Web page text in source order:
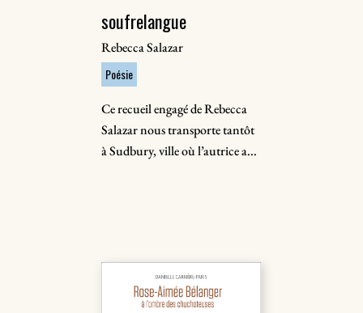
soufrelangue
Rebecca Salazar
Poésie
Ce recueil engagé de Rebecca
Salazar nous transporte tantôt
à Sudbury, ville où l’autrice a...